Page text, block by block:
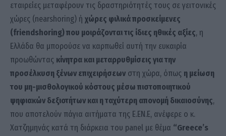
εταιρείες μεταφέρουν τις δραστηριότητές τους σε γειτονικές
χώρες (nearshoring) ή χώρες φιλικά προσκείμενες
(friendshoring) που μοιράζονται τις ίδιες ηθικές αξίες, η
Ελλάδα θα μπορούσε να καρπωθεί αυτή την ευκαιρία
προωθώντας κίνητρα και μεταρρυθμίσεις για την
προσέλκυση ξένων επιχειρήσεων στη χώρα, όπως η μείωση
του μη-μισθολογικού κόστους μέσω πιστοποιητικού
ψηφιακών δεξιοτήτων και η ταχύτερη απονομή δικαιοσύνης,
που αποτελούν πάγια αιτήματα της Ε.ΕΝ.Ε, ανέφερε ο κ.
Χατζημηνάς κατά τη διάρκεια του panel με θέμα “Greece’s